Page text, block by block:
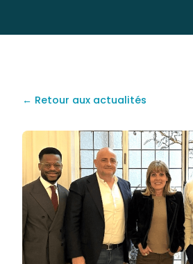
← Retour aux actualités